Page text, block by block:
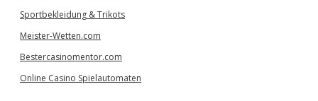
Sportbekleidung & Trikots
Meister-Wetten.com
Bestercasinomentor.com
Online Casino Spielautomaten